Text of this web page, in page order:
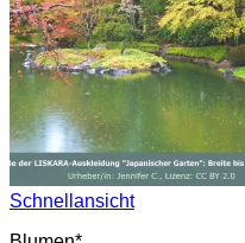
Schnellansicht